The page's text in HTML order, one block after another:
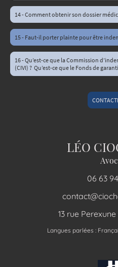
14 - Comment obtenir son dossier
15 - Faut-il porter plainte pour être
16 - Qu’est-ce que la Commission
(CIVI) ? Qu’est-ce que le Fonds de
LÉO
06 63
13 rue
Langues parlées :